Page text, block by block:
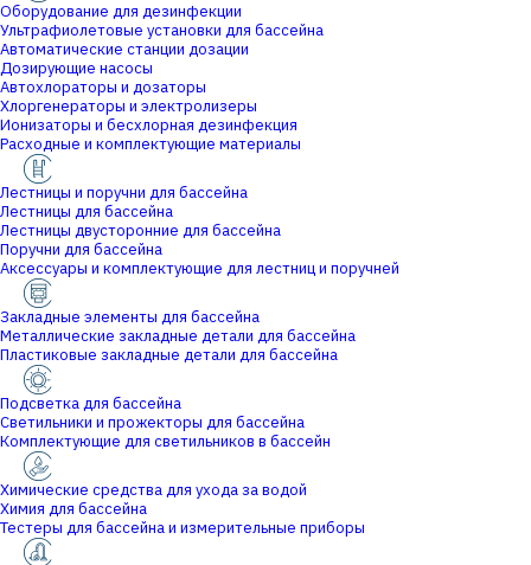
Оборудование для дезинфекции
Ультрафиолетовые установки для бассейна
Автоматические станции дозации
Дозирующие насосы
Автохлораторы и дозаторы
Хлоргенераторы и электролизеры
Ионизаторы и бесхлорная дезинфекция
Расходные и комплектующие материалы
Лестницы и поручни для бассейна
Лестницы для бассейна
Лестницы двусторонние для бассейна
Поручни для бассейна
Аксессуары и комплектующие для лестниц и поручней
Закладные элементы для бассейна
Металлические закладные детали для бассейна
Пластиковые закладные детали для бассейна
Подсветка для бассейна
Светильники и прожекторы для бассейна
Комплектующие для светильников в бассейн
Химические средства для ухода за водой
Химия для бассейна
Тестеры для бассейна и измерительные приборы